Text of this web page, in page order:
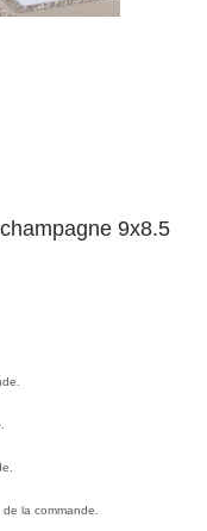
9x8.5
la commande.